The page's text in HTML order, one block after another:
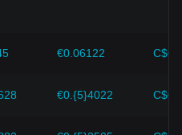
como diversas mejoras en
han proporcionado un
Tras considerar estos
€0.06122
€0.{5}4022